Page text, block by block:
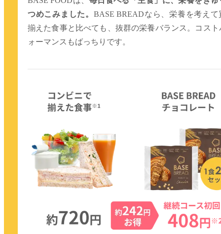
つめこみました。 BASE BREADなら、栄養を考えて
揃えた食事と比べても、抜群の栄養バランス。コスト
ォーマンスもばっちりです。